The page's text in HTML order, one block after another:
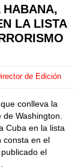
HABANA,
LA LISTA
de Edición
conlleva la
Washington.
Cuba en la lista
consta en el
el